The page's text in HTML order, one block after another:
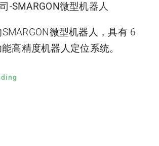
-SMARGON微型机器人
微型机器人，具有 6
高精度机器人定位系统。